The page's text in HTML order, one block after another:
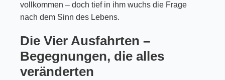
vollkommen – doch tief in ihm wuchs die Frage
nach dem Sinn des Lebens.
Die Vier Ausfahrten –
Begegnungen, die alles
veränderten